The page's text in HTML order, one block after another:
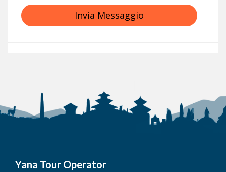
Invia Messaggio
Yana Tour Operator